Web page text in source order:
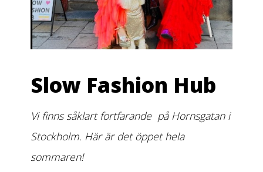
Slow Fashion Hub
Vi finns såklart fortfarande på Hornsgatan i
Stockholm. Här är det öppet hela
sommaren!